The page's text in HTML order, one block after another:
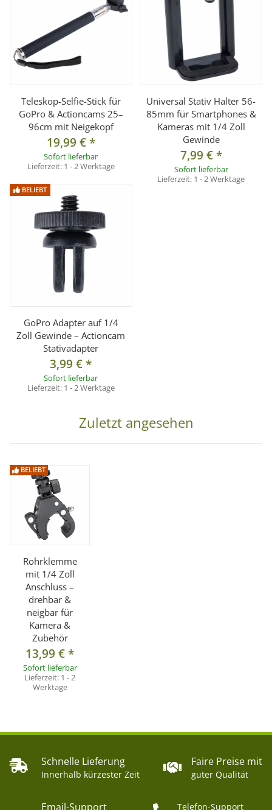
Neigung von bis zu ca. 180°
sowie eine
360° Drehung über die 1/4 Zoll Aufnahme
Dadurch kann das montierte Zubehör präzise eingestellt
werden, während die Klemme sicher an ihrer Position
Vielseitig einsetzbar
Ideal geeignet für den Einsatz mit
Actioncams,
Smartphones, Kompaktkameras oder leichtem Zubehör
Outdoor-Aufnahmen, Fahrradmontage oder
flexible Studioanwendungen
Technische Daten
Anschluss: 1/4 Zoll Gewinde
Neigung: ca. 180°
Drehung: 360° (über Aufnahme)
Gewicht: ca. 120 g
Material: Kunststoff / Metall
Lieferumfang
1x Rohrklemme für Foto- und Videozubehör
Veranschaulichung. Maßgeblich für den Lieferumfang
sind ausschließlich die Angaben im Abschnitt
„Lieferumfang“.
Teleskop-Selfie-Stick für
GoPro & Actioncams 25–
96cm mit Neigekopf
19,99 €*
Sofort lieferbar
Lieferzeit: 1 - 2 Werktage
Universal Stativ Halter 56-
85mm für Smartphones &
Kameras mit 1/4 Zoll
Gewinde
7,99 €*
Sofort lieferbar
Lieferzeit: 1 - 2 Werktage
BELIEBT
GoPro Adapter auf 1/4
Zoll Gewinde – Actioncam
Stativadapter
3,99 €*
Sofort lieferbar
Lieferzeit: 1 - 2 Werktage
Zuletzt angesehen
BELIEBT
Rohrklemme
mit 1/4 Zoll
Anschluss –
drehbar &
neigbar für
Kamera &
Zubehör
13,99 €*
Sofort lieferbar
Lieferzeit: 1 - 2
Werktage
Schnelle Lieferung
Innerhalb kürzester Zeit
Faire Preise mit
guter Qualität
Email-Support
Telefon-Support